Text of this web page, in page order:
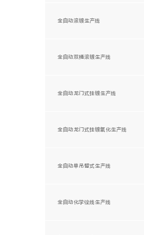
全自动滚镀生产线
全自动双桶滚镀生产线
全自动龙门式挂镀生产线
全自动龙门式挂镀氧化生产线
全自动单吊臂式生产线
全自动化学镍线生产线